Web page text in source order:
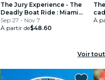
The Jury Experience - The
Deadly Boat Ride : Miami
rendra-t-il justice ?
Sep 27 - Nov 7
À partir de$48.60
À
Voir tout